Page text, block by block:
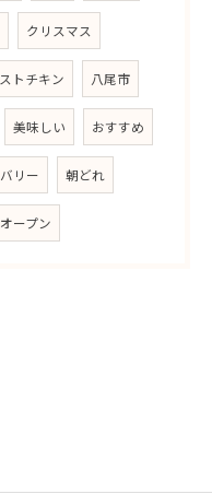
クリスマス
トチキン 八尾市
美味しい おすすめ
リー 朝どれ
ープン